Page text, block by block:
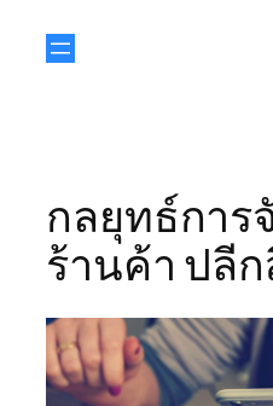
กลยุทธ์การ
ร้านค้า ปลี